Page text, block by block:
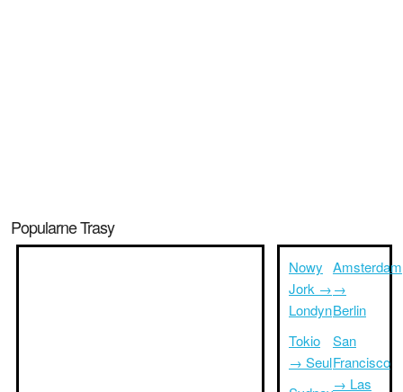
Popularne Trasy
Nowy
Jork →
Londyn
Tokio
→ Seul
Amsterdam
→
Berlin
San
Francisco
→ Las